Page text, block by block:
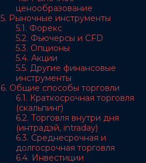
ценообразование
5. Рыночные инструменты
5.1. Форекс
5.2. Фьючерсы и CFD
5.3. Опционы
5.4. Акции
5.5. Другие финансовые
инструменты
6. Общие способы торговли
6.1. Краткосрочная торговля
(скальпинг)
6.2. Торговля внутри дня
(интрадэй, intraday)
6.3. Среднесрочная и
долгосрочная торговля
6.4. Инвестиции